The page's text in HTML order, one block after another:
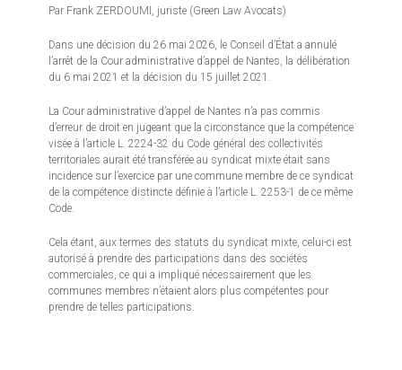
Par Frank ZERDOUMI, juriste (Green Law Avocats)
Dans une décision du 26 mai 2026, le Conseil d’État a annulé
l’arrêt de la Cour administrative d’appel de Nantes, la délibération
du 6 mai 2021 et la décision du 15 juillet 2021.
La Cour administrative d’appel de Nantes n’a pas commis
d’erreur de droit en jugeant que la circonstance que la compétence
visée à l’article L. 2224-32 du Code général des collectivités
territoriales aurait été transférée au syndicat mixte était sans
incidence sur l’exercice par une commune membre de ce syndicat
de la compétence distincte définie à l’article L. 2253-1 de ce même
Code.
Cela étant, aux termes des statuts du syndicat mixte, celui-ci est
autorisé à prendre des participations dans des sociétés
commerciales, ce qui a impliqué nécessairement que les
communes membres n’étaient alors plus compétentes pour
prendre de telles participations.